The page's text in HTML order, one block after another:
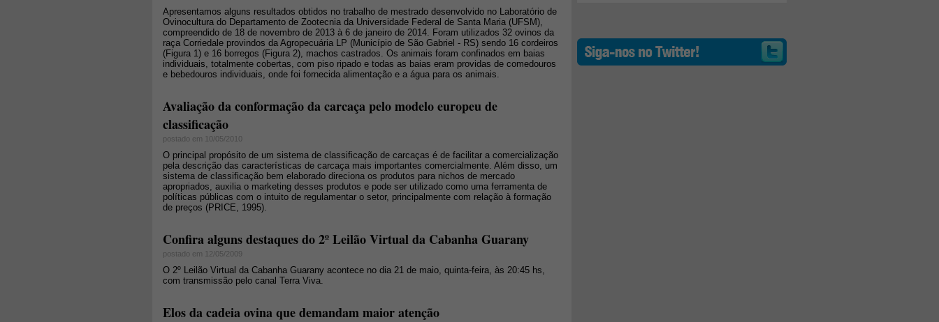
Apresentamos alguns resultados obtidos no trabalho de mestrado desenvolvido no Laboratório de
Ovinocultura do Departamento de Zootecnia da Universidade Federal de Santa Maria (UFSM),
compreendido de 18 de novembro de 2013 à 6 de janeiro de 2014. Foram utilizados 32 ovinos da
raça Corriedale provindos da Agropecuária LP (Município de São Gabriel - RS) sendo 16 cordeiros
(Figura 1) e 16 borregos (Figura 2), machos castrados. Os animais foram confinados em baias
individuais, totalmente cobertas, com piso ripado e todas as baias eram providas de comedouros
e bebedouros individuais, onde foi fornecida alimentação e a água para os animais.
Avaliação da conformação da carcaça pelo modelo europeu de
classificação
postado em 10/05/2010
O principal propósito de um sistema de classificação de carcaças é de facilitar a comercialização
pela descrição das características de carcaça mais importantes comercialmente. Além disso, um
sistema de classificação bem elaborado direciona os produtos para nichos de mercado
apropriados, auxilia o marketing desses produtos e pode ser utilizado como uma ferramenta de
políticas públicas com o intuito de regulamentar o setor, principalmente com relação à formação
de preços (PRICE, 1995).
Confira alguns destaques do 2º Leilão Virtual da Cabanha Guarany
postado em 12/05/2009
O 2º Leilão Virtual da Cabanha Guarany acontece no dia 21 de maio, quinta-feira, às 20:45 hs,
com transmissão pelo canal Terra Viva.
Elos da cadeia ovina que demandam maior atenção